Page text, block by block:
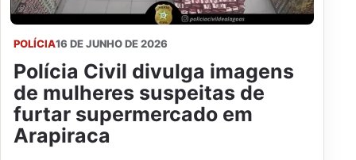
POLÍCIA16 DE JUNHO DE 2026
Polícia Civil divulga imagens
de mulheres suspeitas de
furtar supermercado em
Arapiraca